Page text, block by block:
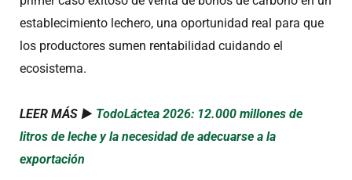
establecimiento lechero, una oportunidad real para que
los productores sumen rentabilidad cuidando el
ecosistema.
LEER MÁS ► TodoLáctea 2026: 12.000 millones de
litros de leche y la necesidad de adecuarse a la
exportación